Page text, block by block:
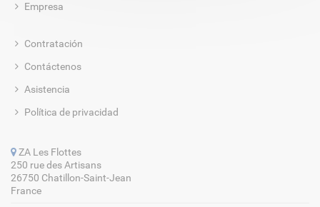
Empresa
Contratación
Contáctenos
Asistencia
Política de privacidad
ZA Les Flottes
250 rue des Artisans
26750 Chatillon-Saint-Jean
France